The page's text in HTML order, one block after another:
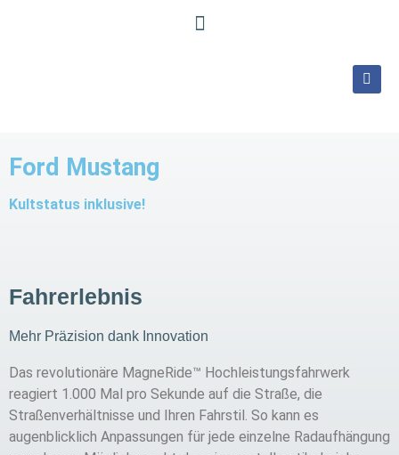
Ford Mustang
Kultstatus inklusive!
Fahrerlebnis
Mehr Präzision dank Innovation
Das revolutionäre MagneRide™ Hochleistungsfahrwerk
reagiert 1.000 Mal pro Sekunde auf die Straße, die
Straßenverhältnisse und Ihren Fahrstil. So kann es
augenblicklich Anpassungen für jede einzelne Radaufhängung